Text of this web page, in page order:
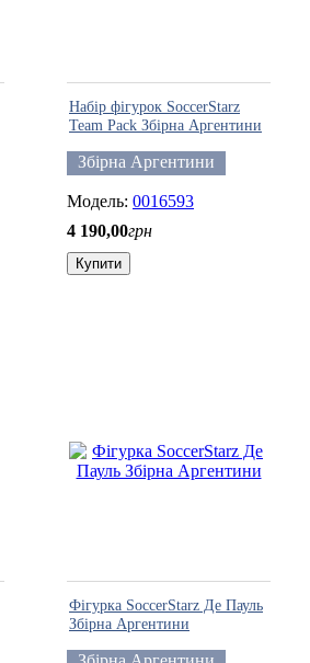
Набір фігурок SoccerStarz
Team Pack Збірна Аргентини
Збірна Аргентини
0016593
4 190,00грн
Купити
Фігурка SoccerStarz Де Пауль
Збірна Аргентини